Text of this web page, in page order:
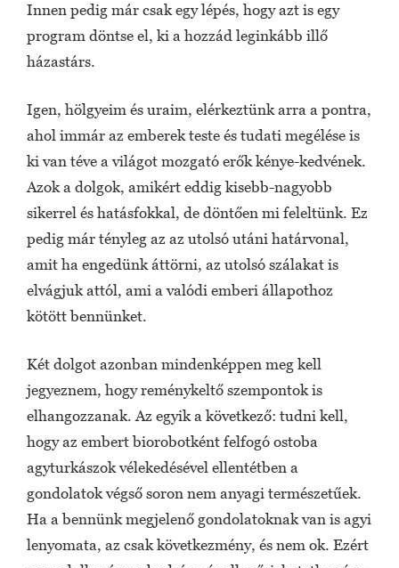
Innen pedig már csak egy lépés, hogy azt is egy
program döntse el, ki a hozzád leginkább illő
házastárs.
Igen, hölgyeim és uraim, elérkeztünk arra a pontra,
ahol immár az emberek teste és tudati megélése is
ki van téve a világot mozgató erők kénye-kedvének.
Azok a dolgok, amikért eddig kisebb-nagyobb
sikerrel és hatásfokkal, de döntően mi feleltünk. Ez
pedig már tényleg az az utolsó utáni határvonal,
amit ha engedünk áttörni, az utolsó szálakat is
elvágjuk attól, ami a valódi emberi állapothoz
kötött bennünket.
Két dolgot azonban mindenképpen meg kell
jegyeznem, hogy reménykeltő szempontok is
elhangozzanak. Az egyik a következő: tudni kell,
hogy az embert biorobotként felfogó ostoba
agyturkászok vélekedésével ellentétben a
gondolatok végső soron nem anyagi természetűek.
Ha a bennünk megjelenő gondolatoknak van is agyi
lenyomata, az csak következmény, és nem ok. Ezért